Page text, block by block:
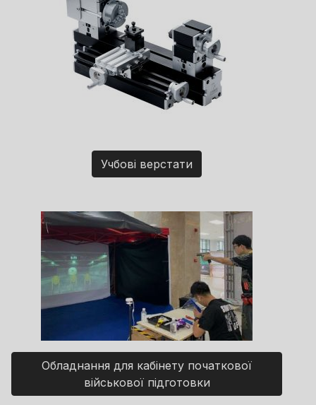
Учбові верстати
Обладнання для кабінету початкової
військової підготовки